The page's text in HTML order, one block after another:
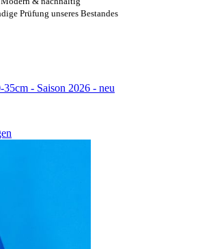
Prüfung unseres Bestandes
- Saison 2026 - neu